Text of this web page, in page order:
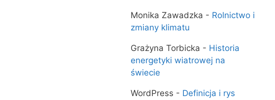
Monika Zawadzka - Rolnictwo i
zmiany klimatu
Grażyna Torbicka - Historia
energetyki wiatrowej na
świecie
WordPress - Definicja i rys